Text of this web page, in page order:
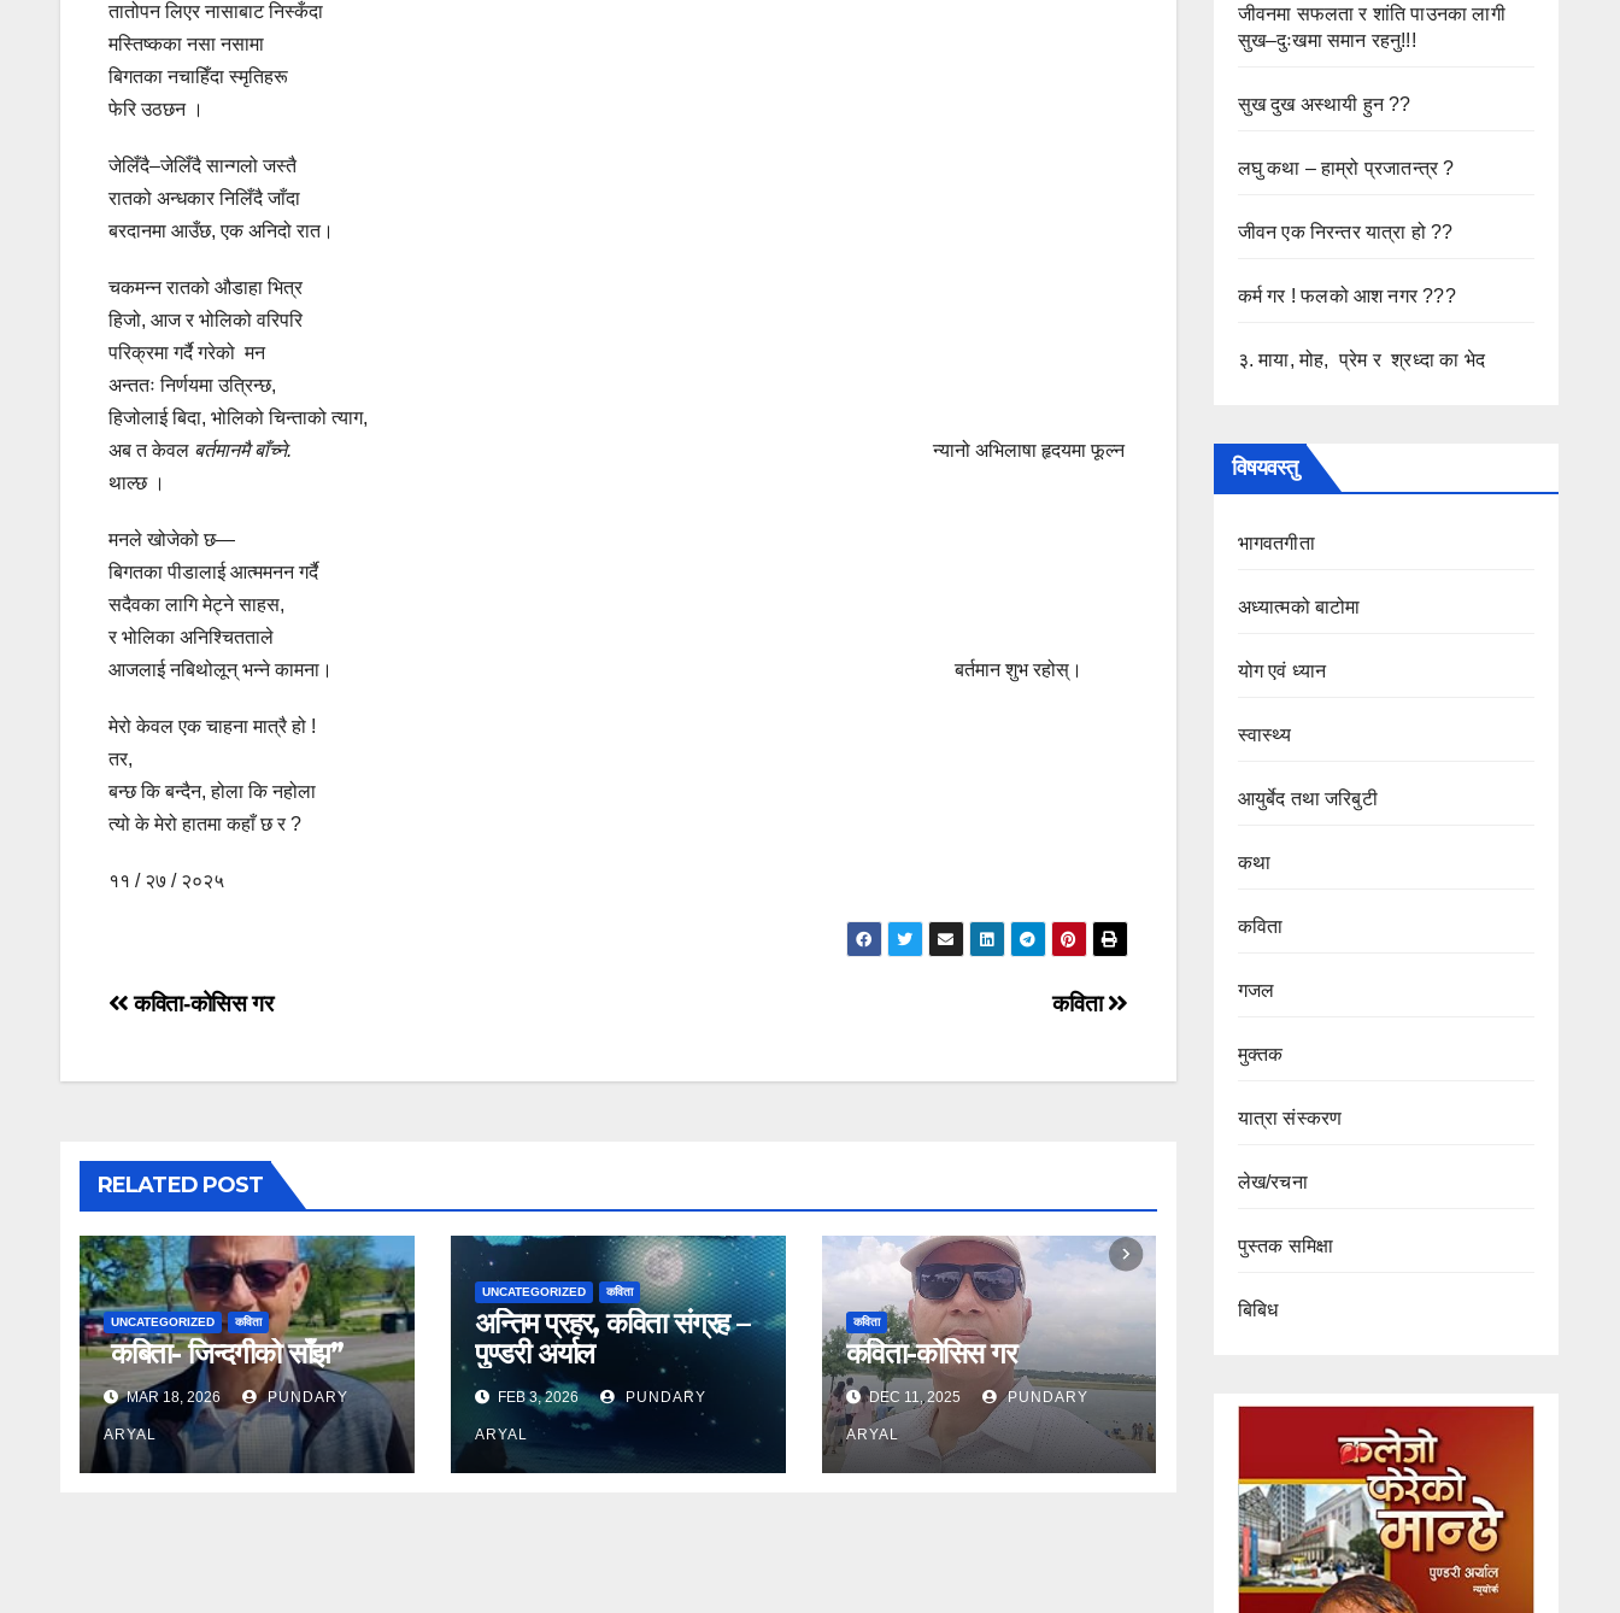
तातोपन लिएर नासाबाट निस्कँदा
मस्तिष्कका नसा नसामा
बिगतका नचाहिँदा स्मृतिहरू
फेरि उठछन ।
जेलिँदै–जेलिँदै सान्गलो जस्तै
रातको अन्धकार निलिँदै जाँदा
बरदानमा आउँछ, एक अनिदो रात।
चकमन्न रातको औडाहा भित्र
हिजो, आज र भोलिको वरिपरि
परिक्रमा गर्दै गरेको मन
अन्ततः निर्णयमा उत्रिन्छ,
हिजोलाई बिदा, भोलिको चिन्ताको त्याग,
अब त केवल बर्तमानमै बाँच्ने.न्यानो अभिलाषा हृदयमा फूल्न
थाल्छ ।
मनले खोजेको छ—
बिगतका पीडालाई आत्ममनन गर्दै
सदैवका लागि मेट्ने साहस,
र भोलिका अनिश्चितताले
आजलाई नबिथोलून् भन्ने कामना। बर्तमान शुभ रहोस्।
मेरो केवल एक चाहना मात्रै हो !
तर,
बन्छ कि बन्दैन, होला कि नहोला
त्यो के मेरो हातमा कहाँ छ र ?
११ / २७ / २०२५
Post
कविता
कविता-कोसिस गर
RELATED POST
UNCATEGORIZED कविता
कबिता- जिन्दगीको साँझ”
MAR 18, 2026 PUNDARY
ARYAL
UNCATEGORIZED कविता
अन्तिम प्रहर, कविता संग्रह –
पुण्डरी अर्याल
FEB 3, 2026 PUNDARY
ARYAL
कविता
कविता-कोसिस गर
DEC 11, 2025 PUNDARY
ARYAL
जीवनमा सफलता र शांति पाउनका लागी
सुख–दुःखमा समान रहनु!!!
सुख दुख अस्थायी हुन ??
लघु कथा – हाम्रो प्रजातन्त्र ?
जीवन एक निरन्तर यात्रा हो ??
कर्म गर ! फलको आश नगर ???
३. माया, मोह, प्रेम र श्रध्दा का भेद
विषयवस्तु
भागवतगीता
अध्यात्मको बाटोमा
योग एवं ध्यान
स्वास्थ्य
आयुर्बेद तथा जरिबुटी
कथा
कविता
गजल
मुक्तक
यात्रा संस्करण
लेख/रचना
पुस्तक समिक्षा
बिबिध